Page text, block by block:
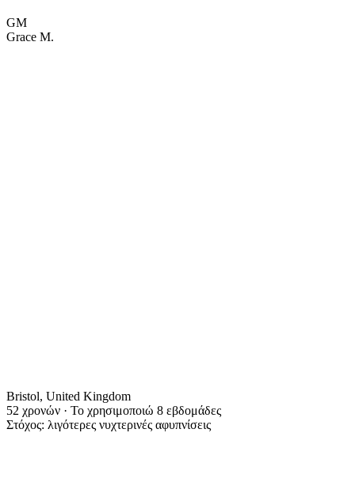
GM
Grace M.
Bristol, United Kingdom
52 χρονών · Το χρησιμοποιώ 8 εβδομάδες
Στόχος: λιγότερες νυχτερινές αφυπνίσεις